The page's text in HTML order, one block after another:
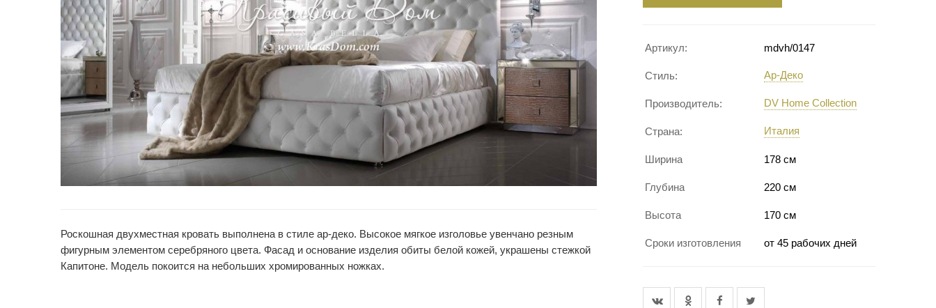
Роскошная двухместная кровать выполнена в стиле ар-деко. Высокое мягкое изголовье увенчано резным
фигурным элементом серебряного цвета. Фасад и основание изделия обиты белой кожей, украшены стежкой
Капитоне. Модель покоится на небольших хромированных ножках.
Артикул: mdvh/0147
Стиль: Ар-Деко
Производитель: DV Home Сollection
Страна: Италия
Ширина 178 см
Глубина 220 см
Высота 170 см
Сроки изготовления от 45 рабочих дней